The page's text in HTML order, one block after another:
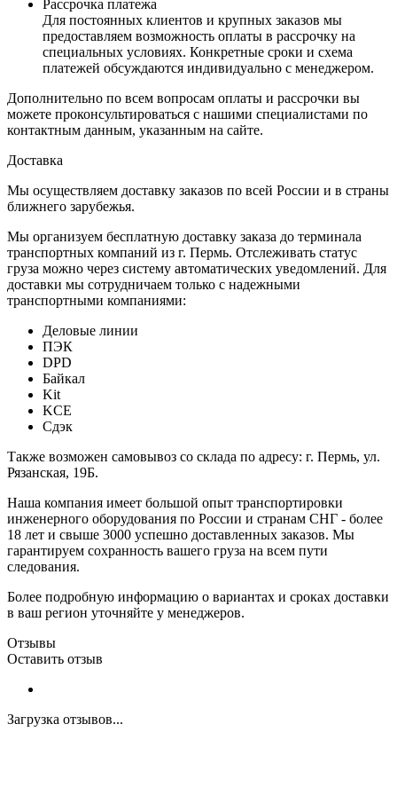
Рассрочка платежа
Для постоянных клиентов и крупных заказов мы
предоставляем возможность оплаты в рассрочку на
специальных условиях. Конкретные сроки и схема
платежей обсуждаются индивидуально с менеджером.
Дополнительно по всем вопросам оплаты и рассрочки вы
можете проконсультироваться с нашими специалистами по
контактным данным, указанным на сайте.
Доставка
Мы осуществляем доставку заказов по всей России и в страны
ближнего зарубежья.
Мы организуем бесплатную доставку заказа до терминала
транспортных компаний из г. Пермь. Отслеживать статус
груза можно через систему автоматических уведомлений. Для
доставки мы сотрудничаем только с надежными
транспортными компаниями:
Деловые линии
ПЭК
DPD
Байкал
Kit
KCE
Сдэк
Также возможен самовывоз со склада по адресу: г. Пермь, ул.
Рязанская, 19Б.
Наша компания имеет большой опыт транспортировки
инженерного оборудования по России и странам СНГ - более
18 лет и свыше 3000 успешно доставленных заказов. Мы
гарантируем сохранность вашего груза на всем пути
следования.
Более подробную информацию о вариантах и сроках доставки
в ваш регион уточняйте у менеджеров.
Отзывы
Оставить отзыв
Загрузка отзывов...